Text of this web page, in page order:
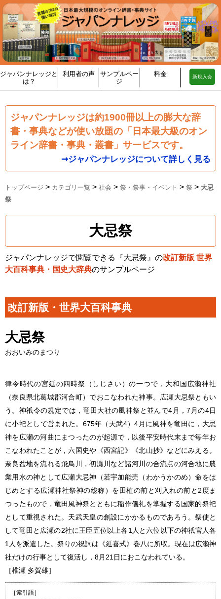
ジャパンナレッジと
は？
利用者の声
サンプルペー
ジ
料金 新規入会
ジャパンナレッジは約1900冊以上の膨大な辞
書・事典などが使い放題の「日本最大級のオン
ライン辞書・事典・叢書」サービスです。
➞ジャパンナレッジについて詳しく見る
トップページ > カテゴリ一覧 > 社会 > 祭・祭事・イベント > 祭 > 大忌
祭
大忌祭
ジャパンナレッジで閲覧できる『大忌祭』の改訂新版 世界
大百科事典・国史大辞典のサンプルページ
改訂新版・世界大百科事典
大忌祭
おおいみのまつり
律令時代の宮廷の四時祭（しじさい）の一つで，大和国広瀬神社
（奈良県北葛城郡河合町）でおこなわれた神事。広瀬大忌祭ともい
う。神祇令の規定では，竜田大社の風神祭と並んで4月，7月の4日
に小祀として営まれた。675年（天武4）4月に風神を竜田に，大忌
神を広瀬の河曲にまつったのが起源で，以後平安時代末まで毎年お
こなわれたことが，六国史や《西宮記》《北山抄》などにみえる。
奈良盆地を流れる飛鳥川，初瀬川など諸河川の合流点の河合地に農
業用水の神として広瀬大忌神（若宇加能売（わかうかのめ）命をは
じめとする広瀬神社祭神の総称）を田植の前と刈入れの前と2度ま
つったもので，竜田風神祭とともに稲作儀礼を掌握する国家的祭祀
として重視された。天武天皇の創設にかかるものであろう。祭使と
して竜田と広瀬の2社に王臣五位以上各1人と六位以下の神祇官人各
1人を派遣した。祭りの祝詞は《延喜式》巻八に所収。現在は広瀬神
社だけの行事として復活し，8月21日におこなわれている。
［椎瀬 多賀雄］
［索引語］